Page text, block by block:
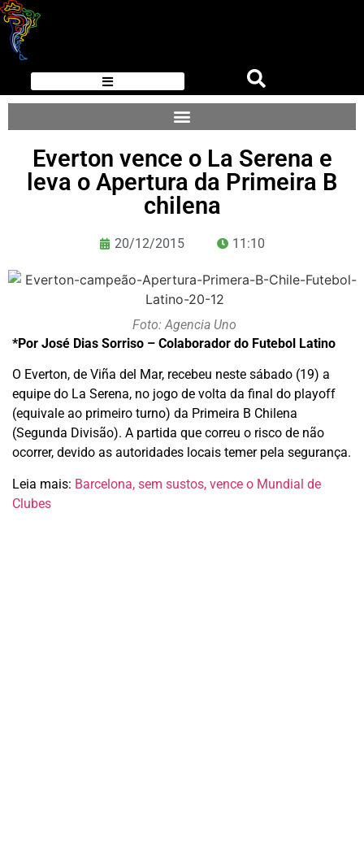
Everton vence o La Serena e
leva o Apertura da Primeira B
chilena
20/12/2015 11:10
Foto: Agencia Uno
*Por José Dias Sorriso – Colaborador do Futebol Latino
O Everton, de Viña del Mar, recebeu neste sábado (19) a
equipe do La Serena, no jogo de volta da final do playoff
(equivale ao primeiro turno) da Primeira B Chilena
(Segunda Divisão). A partida que correu o risco de não
ocorrer, devido as autoridades locais temer pela segurança.
Leia mais: Barcelona, sem sustos, vence o Mundial de
Clubes